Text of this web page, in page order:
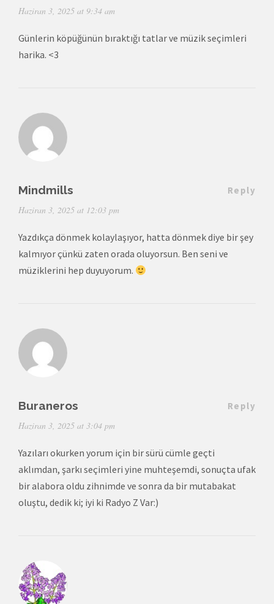
Haziran 3, 2025 at 9:34 am
Günlerin köpüğünün bıraktığı tatlar ve müzik seçimleri
harika. <3
Mindmills
Haziran 3, 2025 at 12:03 pm
Reply
Yazdıkça dönmek kolaylaşıyor, hatta dönmek diye bir şey
kalmıyor çünkü zaten orada oluyorsun. Ben seni ve
müziklerini hep duyuyorum.
Buraneros
Haziran 3, 2025 at 3:04 pm
Reply
Yazıları okurken yorum için bir sürü cümle geçti
aklımdan, şarkı seçimleri yine muhteşemdi, sonuçta ufak
bir alabora oldu zihnimde ve sonra da bir mutabakat
oluştu, dedik ki; iyi ki Radyo Z Var:)